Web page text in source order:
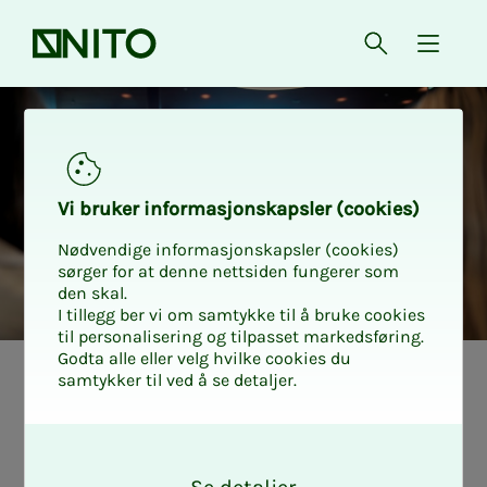
Forsiden Åpne søk
{
NITOs bankfordeler
Vi bru­­ker in­­for­­ma­­sjons­­kaps­­­ler (cookies)
Nødvendige informasjonskapsler (cookies)
sørger for at denne nettsiden fungerer som
den skal.
I tillegg ber vi om samtykke til å bruke cookies
til personalisering og tilpasset markedsføring.
Godta alle eller velg hvilke cookies du
samtykker til ved å se detaljer.